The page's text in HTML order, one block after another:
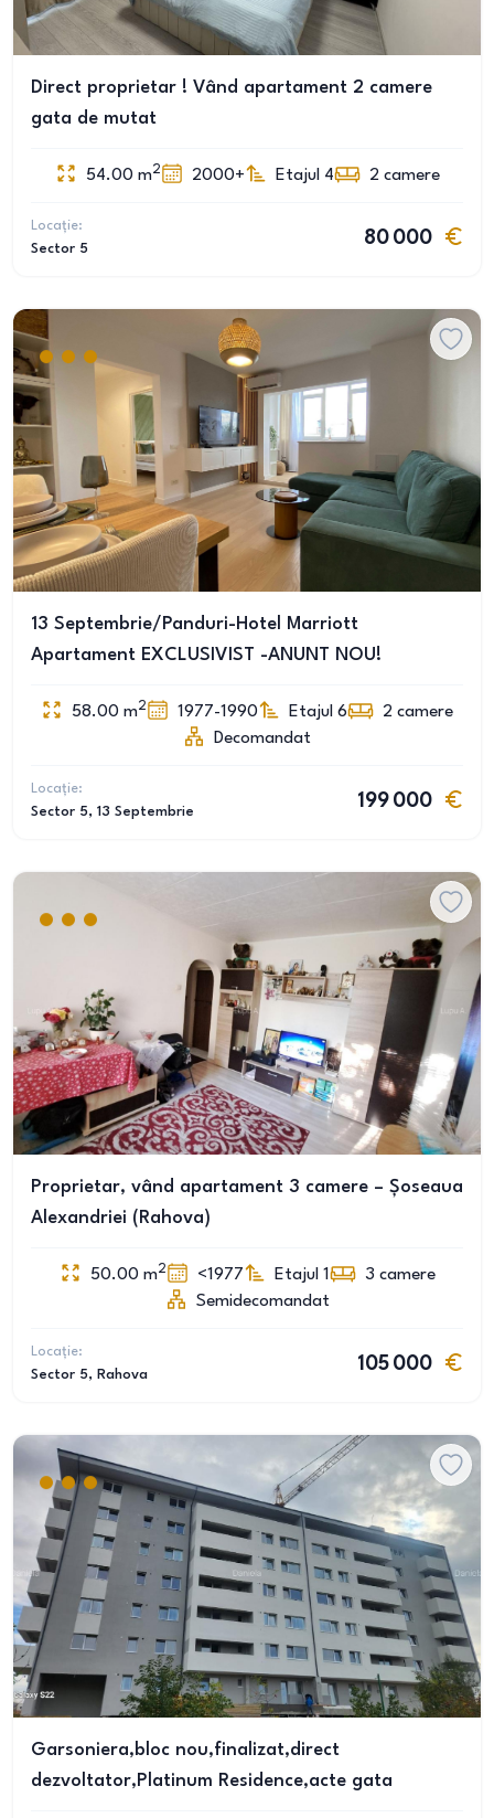
Direct proprietar ! Vând apartament 2 camere
gata de mutat
54.00 m2 2000+ Etajul 4 2 camere
Locație:
Sector 5
80 000
13 Septembrie/Panduri-Hotel Marriott
Apartament EXCLUSIVIST -ANUNT NOU!
58.00 m2 1977-1990 Etajul 6 2 camere
Decomandat
Locație:
Sector 5, 13 Septembrie
199 000
Proprietar, vând apartament 3 camere – Șoseaua
Alexandriei (Rahova)
50.00 m2 <1977 Etajul 1 3 camere
Semidecomandat
Locație:
Sector 5, Rahova
105 000
Garsoniera,bloc nou,finalizat,direct
dezvoltator,Platinum Residence,acte gata